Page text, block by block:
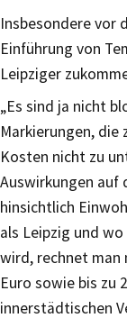
Insbesondere vor
Einführung von
Leipziger
„Es sind ja nicht
Markierungen, die
Kosten nicht zu
Auswirkungen auf
hinsichtlich
als Leipzig und
wird, rechnet man
Euro sowie bis zu
innerstädtischen